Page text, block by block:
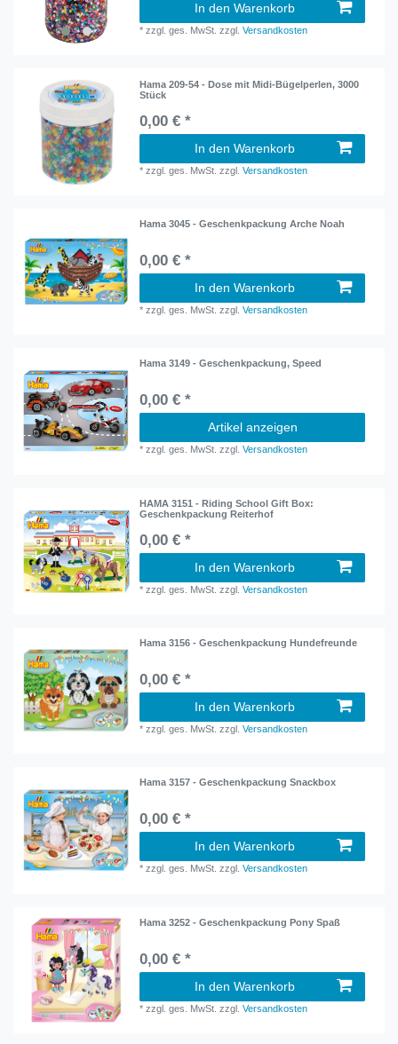
In den Warenkorb
*zzgl. ges. MwSt. zzgl.Versandkosten
Hama 209-54 - Dose mit Midi-Bügelperlen, 3000
Stück
0,00 € *
In den Warenkorb
*zzgl. ges. MwSt. zzgl.Versandkosten
Hama 3045 - Geschenkpackung Arche Noah
0,00 € *
In den Warenkorb
*zzgl. ges. MwSt. zzgl.Versandkosten
Hama 3149 - Geschenkpackung, Speed
0,00 € *
Artikel anzeigen
*zzgl. ges. MwSt. zzgl.Versandkosten
HAMA 3151 - Riding School Gift Box:
Geschenkpackung Reiterhof
0,00 € *
In den Warenkorb
*zzgl. ges. MwSt. zzgl.Versandkosten
Hama 3156 - Geschenkpackung Hundefreunde
0,00 € *
In den Warenkorb
*zzgl. ges. MwSt. zzgl.Versandkosten
Hama 3157 - Geschenkpackung Snackbox
0,00 € *
In den Warenkorb
*zzgl. ges. MwSt. zzgl.Versandkosten
Hama 3252 - Geschenkpackung Pony Spaß
0,00 € *
In den Warenkorb
*zzgl. ges. MwSt. zzgl.Versandkosten